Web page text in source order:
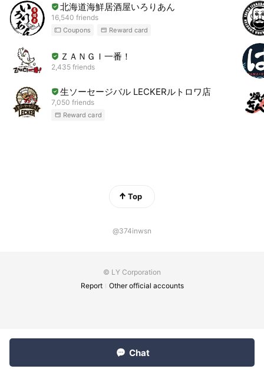
北海道海鮮居酒屋いろりあん
16,540 friends
Coupons Reward card
ＺＡＮＧＩ一番！
2,435 friends
生ソーセージバル LECKERルトロワ店
7,050 friends
Reward card
Top
@374inwsn
© LY Corporation
Report
Other official accounts
Chat